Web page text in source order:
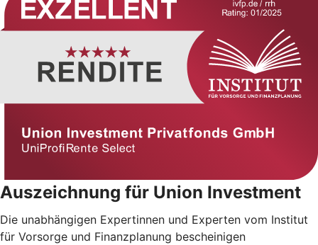
Auszeichnung für Union Investment
Die unabhängigen Expertinnen und Experten vom Institut
für Vorsorge und Finanzplanung bescheinigen